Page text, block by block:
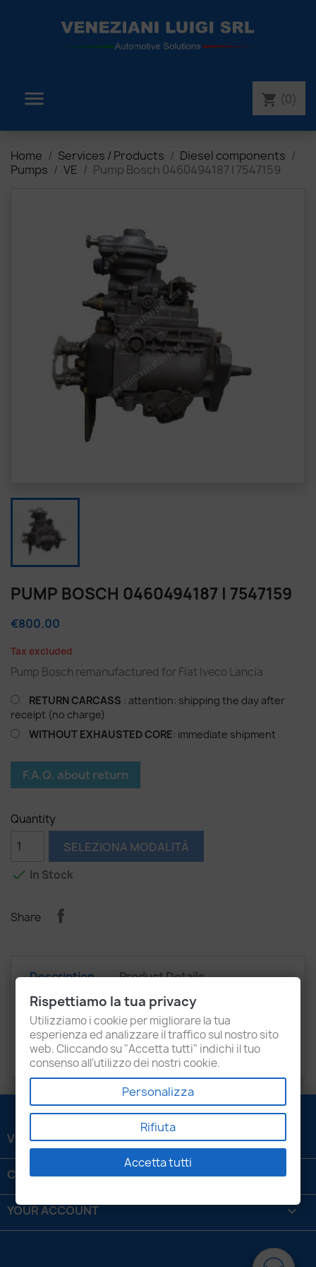
 shopping_cart (0)
Home Services / Products
Diesel components
Pumps
VE Pump Bosch 0460494187 | 7547159
PUMP BOSCH 0460494187 | 7547159
€800.00
Tax excluded
Pump Bosch remanufactured for Fiat Iveco Lancia
RETURN CARCASS : attention: shipping the day after
receipt (no charge)
WITHOUT EXHAUSTED CORE: immediate shipment
F.A.Q. about return
Quantity
SELEZIONA MODALITÀ
 In Stock
Share
Description
Product Details
Attachments
Recensioni
With old core return
VENEZIANI LUIGI SRL 
CONTATTACI 
YOUR ACCOUNT 
Rispettiamo la tua privacy
Utilizziamo i cookie per migliorare la tua
esperienza ed analizzare il traffico sul nostro sito
web. Cliccando su "Accetta tutti" indichi il tuo
consenso all'utilizzo dei nostri cookie.
Personalizza
Rifiuta
Accetta tutti